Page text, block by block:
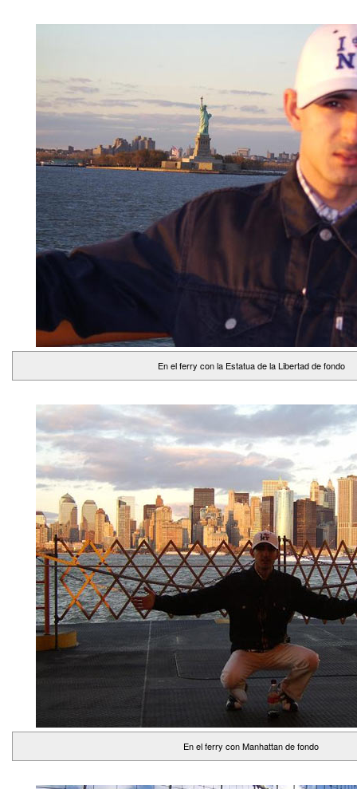
En el ferry con la Estatua de la Libertad de fondo
En el ferry con Manhattan de fondo